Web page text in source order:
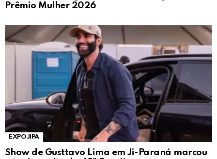
Prêmio Mulher 2026
EXPOJIPA
Show de Gusttavo Lima em Ji-Paraná marcou